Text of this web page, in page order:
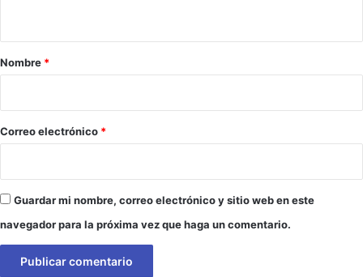
r
*
Nombre *
Correo electrónico *
Guardar mi nombre, correo electrónico y sitio web en este
navegador para la próxima vez que haga un comentario.